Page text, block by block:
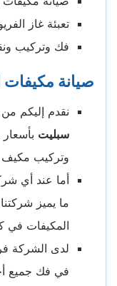
تعبئة غاز
فك وتركيب
صيانة
نقدم إليكم
سبليت
وتركيب مكيف
أما عند أي
ما يميز
المكيفات في
لدى الشركة
في فك جميع